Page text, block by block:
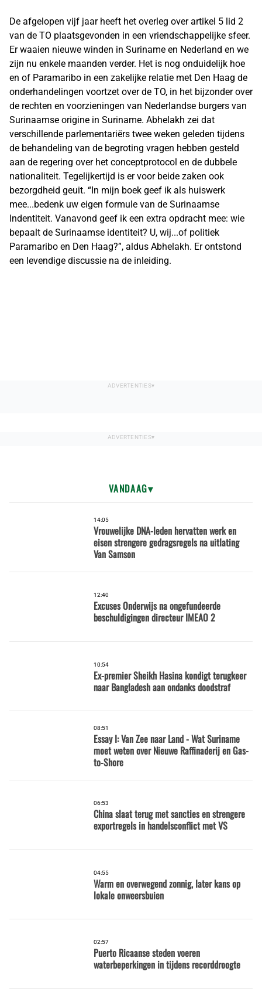
De afgelopen vijf jaar heeft het overleg over artikel 5 lid 2
van de TO plaatsgevonden in een vriendschappelijke sfeer.
Er waaien nieuwe winden in Suriname en Nederland en we
zijn nu enkele maanden verder. Het is nog onduidelijk hoe
en of Paramaribo in een zakelijke relatie met Den Haag de
onderhandelingen voortzet over de TO, in het bijzonder over
de rechten en voorzieningen van Nederlandse burgers van
Surinaamse origine in Suriname. Abhelakh zei dat
verschillende parlementariërs twee weken geleden tijdens
de behandeling van de begroting vragen hebben gesteld
aan de regering over het conceptprotocol en de dubbele
nationaliteit. Tegelijkertijd is er voor beide zaken ook
bezorgdheid geuit. “In mijn boek geef ik als huiswerk
mee...bedenk uw eigen formule van de Surinaamse
Indentiteit. Vanavond geef ik een extra opdracht mee: wie
bepaalt de Surinaamse identiteit? U, wij...of politiek
Paramaribo en Den Haag?”, aldus Abhelakh. Er ontstond
een levendige discussie na de inleiding.
VANDAAG
14:05
Vrouwelijke DNA-leden hervatten werk en
eisen strengere gedragsregels na uitlating
Van Samson
12:40
Excuses Onderwijs na ongefundeerde
beschuldigingen directeur IMEAO 2
10:54
Ex-premier Sheikh Hasina kondigt terugkeer
naar Bangladesh aan ondanks doodstraf
08:51
Essay I: Van Zee naar Land - Wat Suriname
moet weten over Nieuwe Raffinaderij en Gas-
to-Shore
06:53
China slaat terug met sancties en strengere
exportregels in handelsconflict met VS
04:55
Warm en overwegend zonnig, later kans op
lokale onweersbuien
02:57
Puerto Ricaanse steden voeren
waterbeperkingen in tijdens recorddroogte